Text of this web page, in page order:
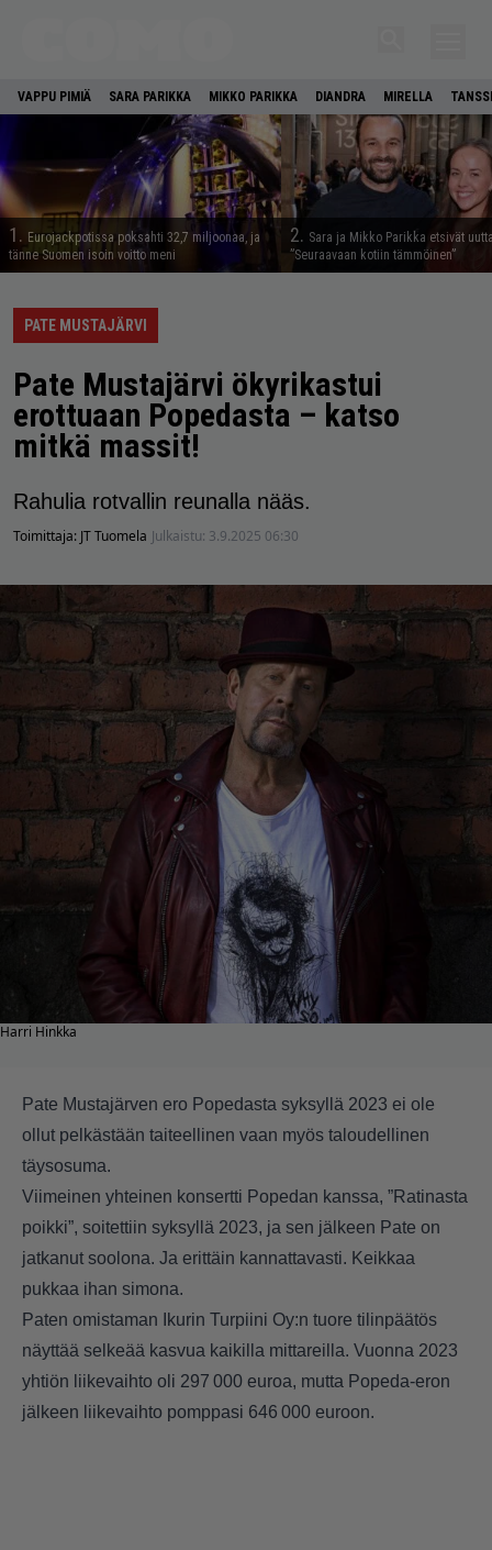
VAPPU PIMIÄ SARA PARIKKA MIKKO PARIKKA DIANDRA MIRELLA
1. Eurojackpotissa poksahti 32,7 miljoonaa, ja
tänne Suomen isoin voitto meni
2. Sara ja Mikko Parikka etsivät
”Seuraavaan kotiin tämmöinen”
PATE MUSTAJÄRVI
Pate Mustajärvi ökyrikastui
erottuaan Popedasta – katso
mitkä massit!
Rahulia rotvallin reunalla nääs.
Toimittaja: JT Tuomela Julkaistu: 3.9.2025 06:30
Harri Hinkka
Pate Mustajärven ero Popedasta syksyllä 2023 ei ole
ollut pelkästään taiteellinen vaan myös taloudellinen
täysosuma.
Viimeinen yhteinen konsertti Popedan kanssa, ”Ratinasta
poikki”, soitettiin syksyllä 2023, ja sen jälkeen Pate on
jatkanut soolona. Ja erittäin kannattavasti. Keikkaa
pukkaa ihan simona.
Paten omistaman Ikurin Turpiini Oy:n tuore tilinpäätös
näyttää selkeää kasvua kaikilla mittareilla. Vuonna 2023
yhtiön liikevaihto oli 297 000 euroa, mutta Popeda-eron
jälkeen liikevaihto pomppasi 646 000 euroon.